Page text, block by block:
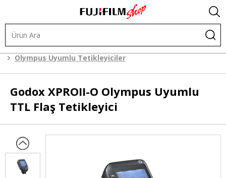
Olympus Uyumlu Tetikleyiciler
Godox XPROII-O Olympus Uyumlu
TTL Flaş Tetikleyici